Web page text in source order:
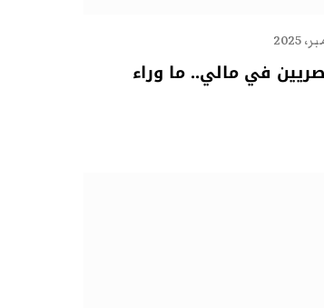
في مالي.. ما وراء